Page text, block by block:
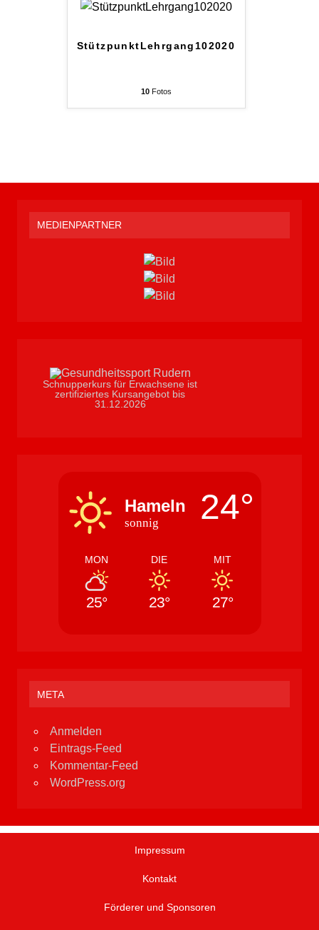
StützpunktLehrgang102020
10Fotos
MEDIENPARTNER
Schnupperkurs für Erwachsene ist
zertifiziertes Kursangebot bis
31.12.2026
Hameln
sonnig 24°
MON
25°
DIE
23°
MIT
27°
META
Anmelden
Eintrags-Feed
Kommentar-Feed
WordPress.org
Impressum
Kontakt
Förderer und Sponsoren